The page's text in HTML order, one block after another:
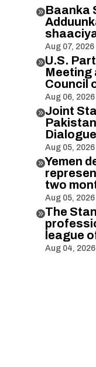
Baanka
Aug 07, 2026
U.S.
Meeting
Council
Aug 06, 2026
Joint
Dialogue
Aug 05, 2026
Yemen
two
Aug 05, 2026
The
league
Aug 04, 2026